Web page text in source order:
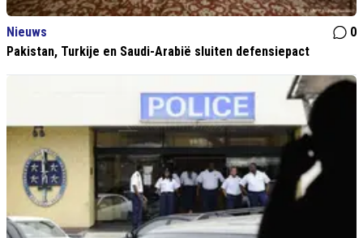
Nieuws
0
Pakistan, Turkije en Saudi-Arabië sluiten defensiepact